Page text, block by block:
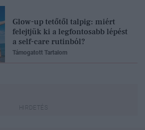
Glow-up tetőtől talpig: miért
felejtjük ki a legfontosabb lépést
a self-care rutinból?
Támogatott Tartalom